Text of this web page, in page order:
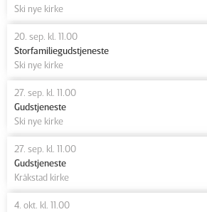
Ski nye kirke
20. sep. kl. 11.00
Storfamiliegudstjeneste
Ski nye kirke
27. sep. kl. 11.00
Gudstjeneste
Ski nye kirke
27. sep. kl. 11.00
Gudstjeneste
Kråkstad kirke
4. okt. kl. 11.00